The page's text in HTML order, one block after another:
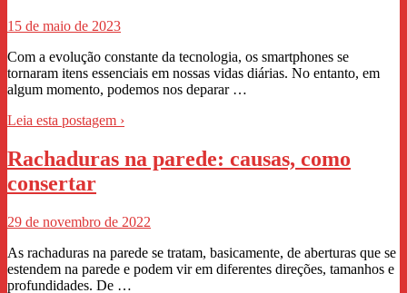
15 de maio de 2023
Com a evolução constante da tecnologia, os smartphones se
tornaram itens essenciais em nossas vidas diárias. No entanto, em
algum momento, podemos nos deparar …
Leia esta postagem ›
Rachaduras na parede: causas, como
consertar
29 de novembro de 2022
As rachaduras na parede se tratam, basicamente, de aberturas que se
estendem na parede e podem vir em diferentes direções, tamanhos e
profundidades. De …